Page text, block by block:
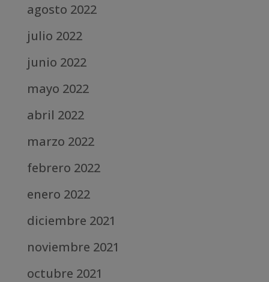
agosto 2022
julio 2022
junio 2022
mayo 2022
abril 2022
marzo 2022
febrero 2022
enero 2022
diciembre 2021
noviembre 2021
octubre 2021